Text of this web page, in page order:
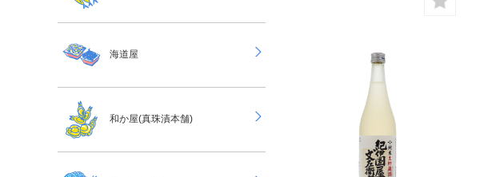
海道屋
和か屋(真珠漬本舗)